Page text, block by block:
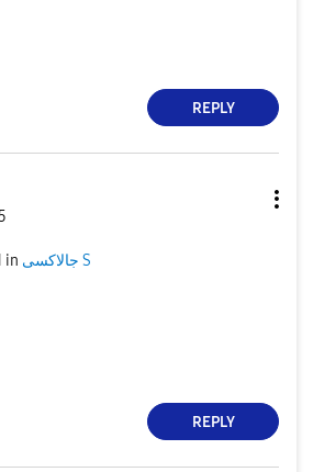
REPLY
in جالاكسى S
REPLY